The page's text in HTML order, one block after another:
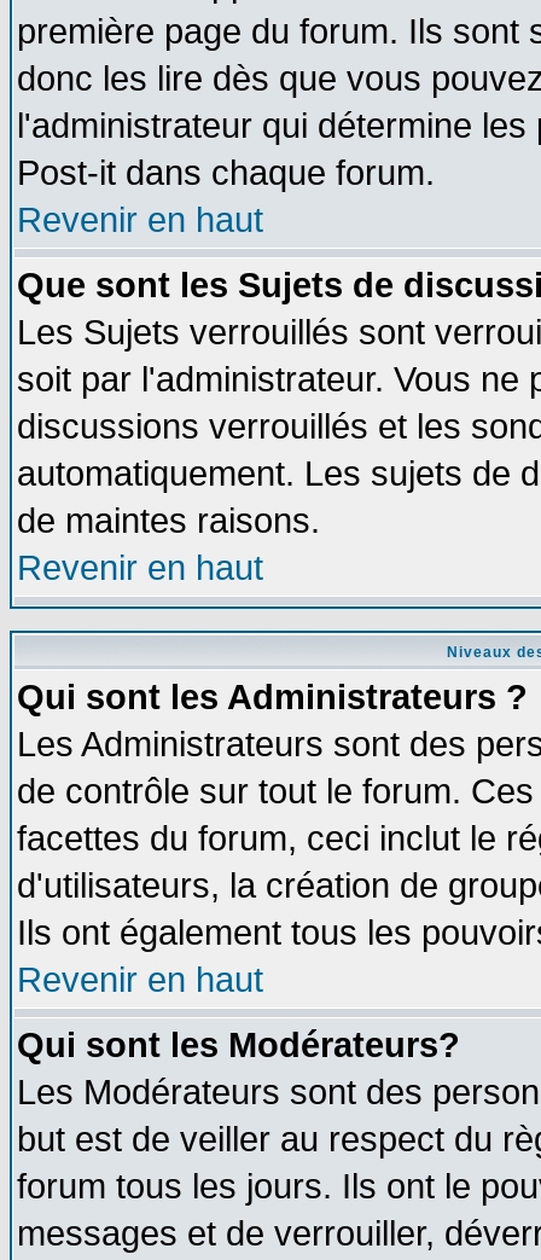
première page du forum. Ils
donc les lire dès que vous
l'administrateur qui détermine
Post-it dans chaque forum.
Revenir en haut
Que sont les Sujets de
Les Sujets verrouillés sont
soit par l'administrateur. Vous
discussions verrouillés et les
automatiquement. Les sujets de
de maintes raisons.
Revenir en haut
Niveaux
Qui sont les Administrateurs ?
Les Administrateurs sont des
de contrôle sur tout le forum.
facettes du forum, ceci inclut le
d'utilisateurs, la création de
Ils ont également tous les
Revenir en haut
Qui sont les Modérateurs?
Les Modérateurs sont des
but est de veiller au respect du
forum tous les jours. Ils ont le
messages et de verrouiller,